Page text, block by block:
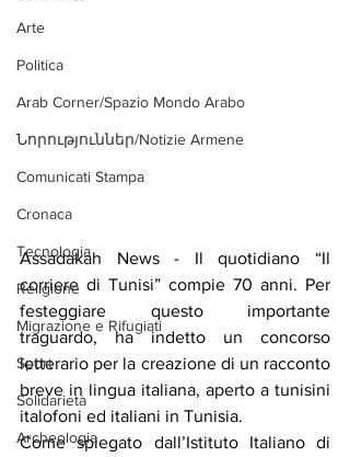
Arte
Politica
Arab Corner/Spazio Mondo Arabo
Նորություններ/Notizie Armene
Comunicati Stampa
Cronaca
Tecnologia
Religione
Migrazione e Rifugiati
Sport
Solidarietà
Archeologia
Assadakah News - Il quotidiano “Il
corriere di Tunisi” compie 70 anni. Per
festeggiare questo importante
traguardo, ha indetto un concorso
letterario per la creazione di un racconto
breve in lingua italiana, aperto a tunisini
italofoni ed italiani in Tunisia.
Come spiegato dall’Istituto Italiano di